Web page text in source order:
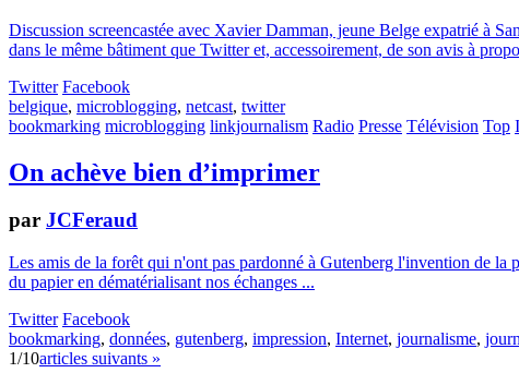
Discussion screencastée avec Xavier Damman, jeune Belge expatrié à
dans le même bâtiment que Twitter et, accessoirement, de son avis à
Twitter Facebook
belgique, microblogging, netcast, twitter
bookmarking microblogging linkjournalism Radio Presse Télévision Top
On achève bien d’imprimer
par JCFeraud
Les amis de la forêt qui n'ont pas pardonné à Gutenberg l'invention de
du papier en dématérialisant nos échanges ...
Twitter Facebook
bookmarking, données, gutenberg, impression, Internet, journalisme,
1/10articles suivants »